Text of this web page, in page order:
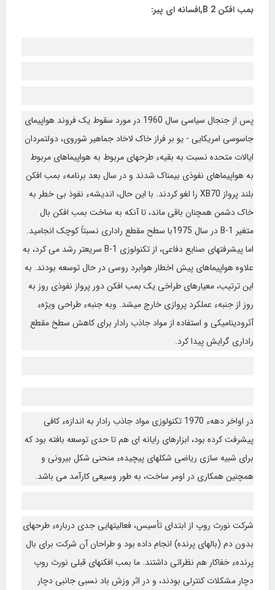
بمب افکن B 2,افسانه ای پیر:
پس از جنجال سیاسی سال 1960 در مورد سقوط یک فروند هواپیمای
جاسوسی امریکایی - یو بر فراز خاک لاخاد جماهیر شوروی، دولتمردان
ایالات متحده نسبت به بقیهء طرحهای مربوط به هواپیماهای مربوط
به هواپیماهای نفوذی بیمناک شدند و در سال بعد برنامهء بمب افکن
بلند پرواز XB70 را لغو کردند. با این حال، اندیشهء نفوذ بی خطر به
خاک دشمن همچنان باقی ماند، تا آنکه به ساخت بمب افکن بال
متغیر B-1 در سال 1975با سطح مقطع راداری نسبتاً کوچک انجامید.
اما پیشرفتهای صنایع دفاعی، از تکنولوزی B-1 سریعتر رشد می کرد، به
علاوه هواپیماهای پیش اخطار هوابرد روسی در حال توسعه بودند. به
این ترتیب، معیارهای طراخی یک بمب افکن دور پرواز نفوذی روز به
روز از جنبهء عملکرد پروازی خارج میشد. وبه جنبهء طراحی ویژهء
آئرودینامیکی و استفاده از مواد جاذب رادار برای کاهش سطخ مقطع
راداری گرایش پیدا کرد.
در اواخر دههء 1970 تکنولوزی مواد جاذب رادار به اندازهء کافی
پیشرفت کرده بود، ابزارهای رایانه ای هم تا حدی توسعه بافته بود که
برای شبیه سازی ریاضی شکلهای پیچیدهء منحنی شکل بیرونی و
همچنین همکاری در اومر ساخت، به طور وسیعی کارآمد می باشد.
شرکت نورث روپ از ابتدای تأسیس، فعالیتهایی جدی دربارهء طرحهای
بدون دم (بالهای پرنده) انجام داده بود و طراحان آن شرکت برای بال
پرندهء خفاکار هم نظراتی داشتند. ما بمب افکنهای قبلی نورث روپ
دچار مشکلات کنترلی بودند، و در اثر وزش باد نسبی جانبی دچار